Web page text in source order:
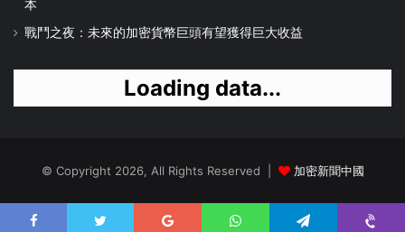
本
戰鬥之夜：未來的加密貨幣巨頭有望獲得巨大收益
Loading data...
© Copyright 2026, All Rights Reserved | 加密新聞中國